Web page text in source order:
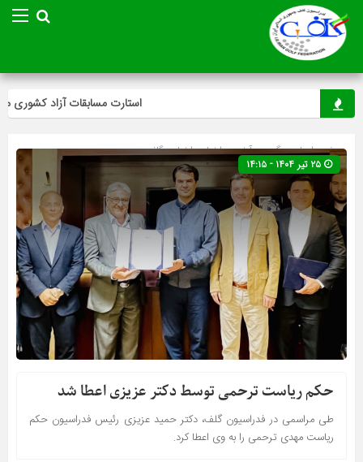
استارت مسابقات آزاد کشوری
صفحه اصلی» گروه »آخرین اخبار»اخبار»گلف
حکم ریاست ترحمی توسط دکتر عزیزی اعطا شد
طی مراسمی در فدراسیون گلف، دکتر حمید عزیزی رئیس فدراسیون حکم
ریاست مهدی ترحمی را به وی اعطا کرد.